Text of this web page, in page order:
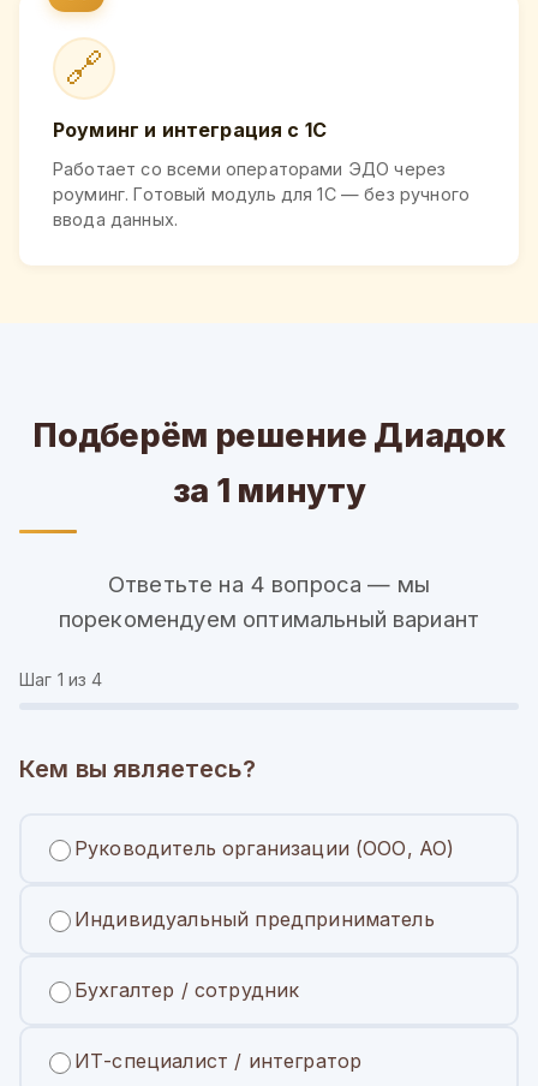
🔗
Роуминг и интеграция с 1С
Работает со всеми операторами ЭДО через
роуминг. Готовый модуль для 1С — без ручного
ввода данных.
Подберём решение Диадок
за 1 минуту
Ответьте на 4 вопроса — мы
порекомендуем оптимальный вариант
Шаг 1 из 4
Кем вы являетесь?
Руководитель организации (ООО, АО)
Индивидуальный предприниматель
Бухгалтер / сотрудник
ИТ-специалист / интегратор